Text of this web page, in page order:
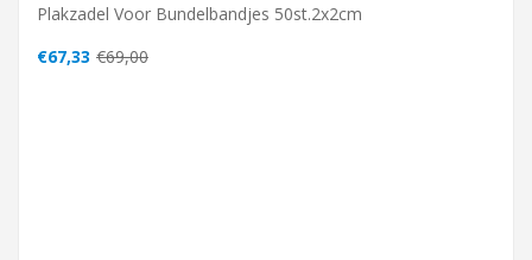
Plakzadel Voor Bundelbandjes 50st.2x2cm
€67,33 €69,00